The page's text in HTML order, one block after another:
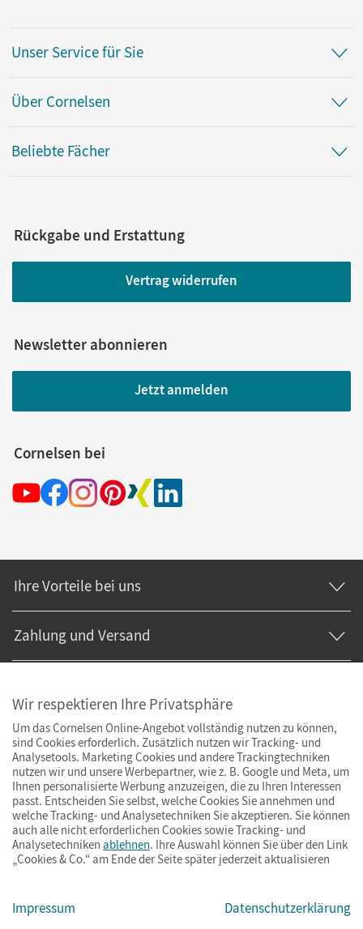
Unser Service für Sie
Über Cornelsen
Beliebte Fächer
Rückgabe und Erstattung
Vertrag widerrufen
Newsletter abonnieren
Jetzt anmelden
Cornelsen bei
Ihre Vorteile bei uns
Zahlung und Versand
© Cornelsen Verlag 2026
ImpressumAGBDatenschutzBarrierefreiheitCookies & Co.
Wir respektieren Ihre Privatsphäre
Um das Cornelsen Online-Angebot vollständig nutzen zu können,
sind Cookies erforderlich. Zusätzlich nutzen wir Tracking- und
Analysetools. Marketing Cookies und andere Trackingtechniken
nutzen wir und unsere Werbepartner, wie z. B. Google und Meta, um
Ihnen personalisierte Werbung anzuzeigen, die zu Ihren Interessen
passt. Entscheiden Sie selbst, welche Cookies Sie annehmen und
welche Tracking- und Analysetechniken Sie akzeptieren. Sie können
auch alle nicht erforderlichen Cookies sowie Tracking- und
Analysetechniken ablehnen. Ihre Auswahl können Sie über den Link
„Cookies & Co.“ am Ende der Seite später jederzeit aktualisieren
Impressum Datenschutzerklärung